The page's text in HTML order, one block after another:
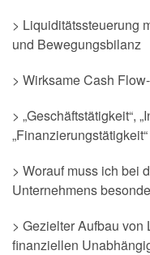
> Liquiditätssteuerung
und Bewegungsbilanz
> Wirksame Cash
> „Geschäftstätigkeit“,
„Finanzierungstätigkeit“
> Worauf muss ich bei
Unternehmens
> Gezielter Aufbau
finanziellen